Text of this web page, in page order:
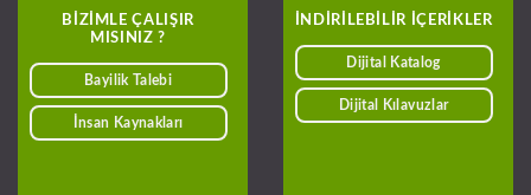
BIZIMLE ÇALIŞIR
MISINIZ ?
Bayilik Talebi
İnsan Kaynakları
INDIRILEBILIR IÇERIKLER
Dijital Katalog
Dijital Kılavuzlar